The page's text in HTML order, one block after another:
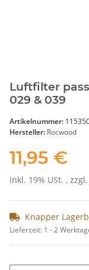
Luftfilter
029 & 039
Artikelnummer:
Hersteller: Rocwood
11,95 €
inkl. 19% USt. , zzgl.
Knapper
Lieferzeit: 1 - 2